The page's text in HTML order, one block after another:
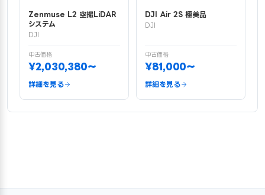
Zenmuse L2 空撮LiDAR
システム
DJI
中古価格
¥2,030,380〜
詳細を見る
DJI Air 2S 極美品
DJI
中古価格
¥81,000〜
詳細を見る